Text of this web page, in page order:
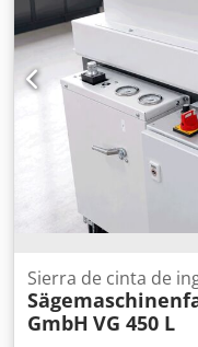
Sierra de cinta de
GmbH VG 450 L